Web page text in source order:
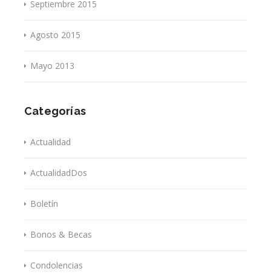
Septiembre 2015
Agosto 2015
Mayo 2013
Categorías
Actualidad
ActualidadDos
Boletín
Bonos & Becas
Condolencias